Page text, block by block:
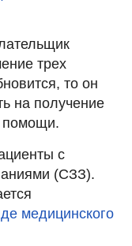
трех
то он
на получение
помощи.
с
(СЗЗ).
медицинского